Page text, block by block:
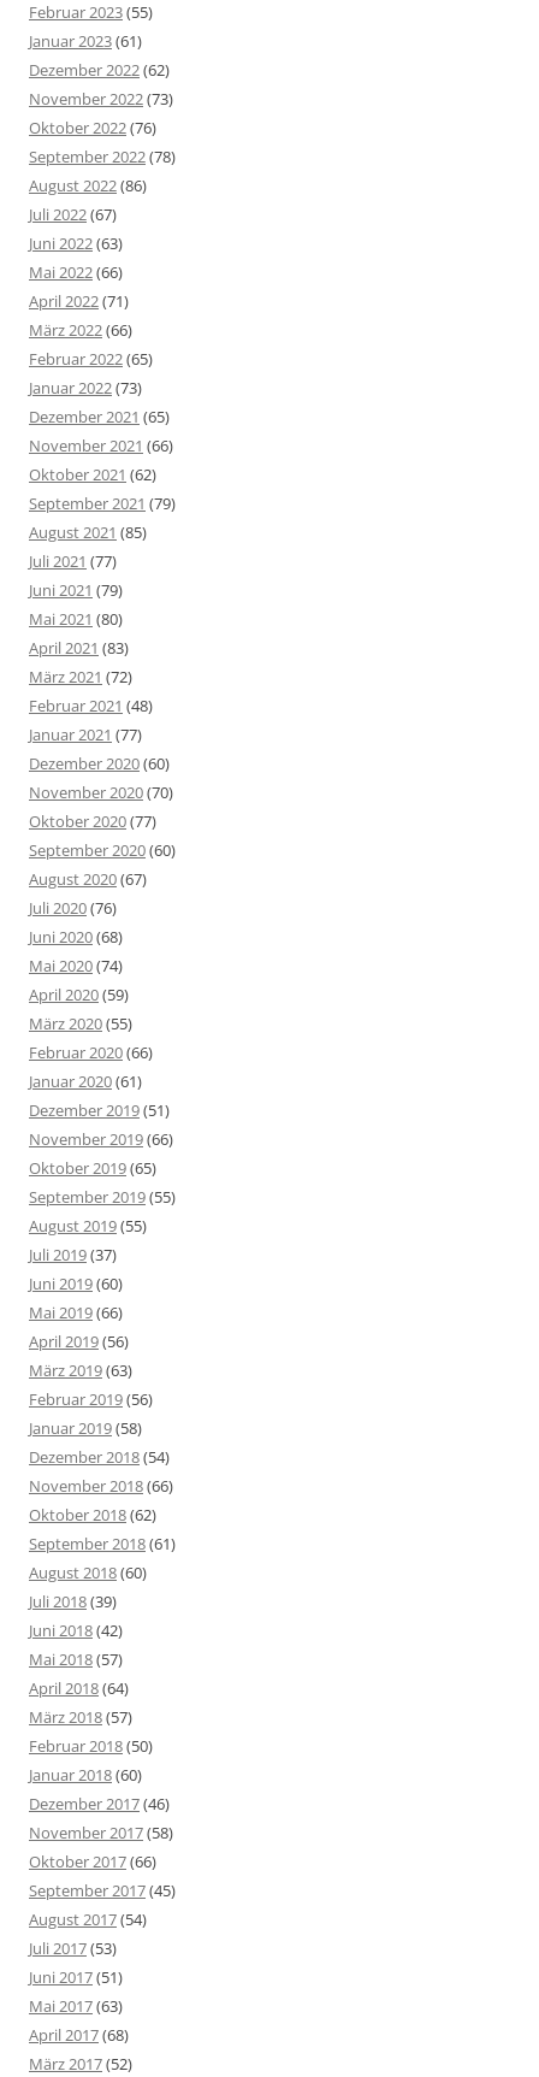
Februar 2023(55)
Januar 2023(61)
Dezember 2022(62)
November 2022(73)
Oktober 2022(76)
September 2022(78)
August 2022(86)
Juli 2022(67)
Juni 2022(63)
Mai 2022(66)
April 2022(71)
März 2022(66)
Februar 2022(65)
Januar 2022(73)
Dezember 2021 (65)
November 2021 (66)
Oktober 2021 (62)
September 2021 (79)
August 2021 (85)
Juli 2021 (77)
Juni 2021 (79)
Mai 2021 (80)
April 2021 (83)
März 2021 (72)
Februar 2021 (48)
Januar 2021 (77)
Dezember 2020(60)
November 2020(70)
Oktober 2020(77)
September 2020(60)
August 2020(67)
Juli 2020(76)
Juni 2020(68)
Mai 2020(74)
April 2020(59)
März 2020(55)
Februar 2020(66)
Januar 2020(61)
Dezember 2019(51)
November 2019(66)
Oktober 2019(65)
September 2019(55)
August 2019(55)
Juli 2019(37)
Juni 2019(60)
Mai 2019(66)
April 2019(56)
März 2019(63)
Februar 2019(56)
Januar 2019(58)
Dezember 2018(54)
November 2018(66)
Oktober 2018(62)
September 2018(61)
August 2018(60)
Juli 2018(39)
Juni 2018(42)
Mai 2018(57)
April 2018(64)
März 2018(57)
Februar 2018(50)
Januar 2018(60)
Dezember 2017(46)
November 2017(58)
Oktober 2017(66)
September 2017(45)
August 2017(54)
Juli 2017(53)
Juni 2017(51)
Mai 2017(63)
April 2017(68)
März 2017(52)